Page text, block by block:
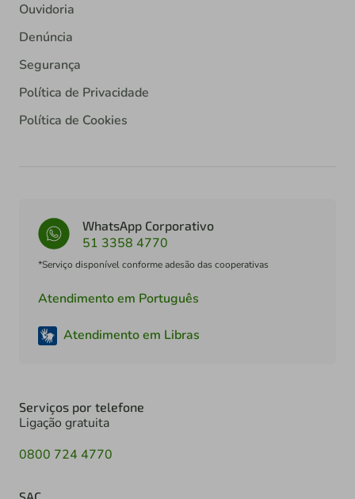
Ouvidoria
Denúncia
Segurança
Política de Privacidade
Política de Cookies
WhatsApp Corporativo
51 3358 4770
*Serviço disponível conforme adesão das cooperativas
Atendimento em Português
Atendimento em Libras
Serviços por telefone
Ligação gratuita
0800 724 4770